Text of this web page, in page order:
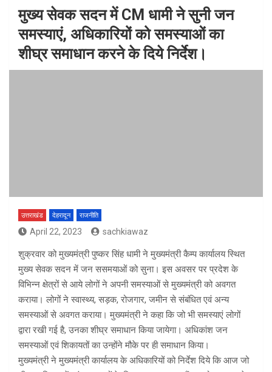
मुख्य सेवक सदन में CM धामी ने सुनी जन
समस्याएं, अधिकारियों को समस्याओं का
शीघ्र समाधान करने के दिये निर्देश।
उत्तराखंड देहरादून राजनीति
April 22, 2023 sachkiawaz
शुक्रवार को मुख्यमंत्री पुष्कर सिंह धामी ने मुख्यमंत्री कैम्प कार्यालय स्थित
मुख्य सेवक सदन में जन ससमयाओं को सुना। इस अवसर पर प्रदेश के
विभिन्न क्षेत्रों से आये लोगों ने अपनी समस्याओं से मुख्यमंत्री को अवगत
कराया। लोगों ने स्वास्थ्य, सड़क, रोजगार, जमीन से संबंधित एवं अन्य
समस्याओं से अवगत कराया। मुख्यमंत्री ने कहा कि जो भी समस्याएं लोगों
द्वारा रखी गई है, उनका शीघ्र समाधान किया जायेगा। अधिकांश जन
समस्याओं एवं शिकायतों का उन्होंने मौके पर ही समाधान किया।
मुख्यमंत्री ने मुख्यमंत्री कार्यालय के अधिकारियों को निर्देश दिये कि आज जो